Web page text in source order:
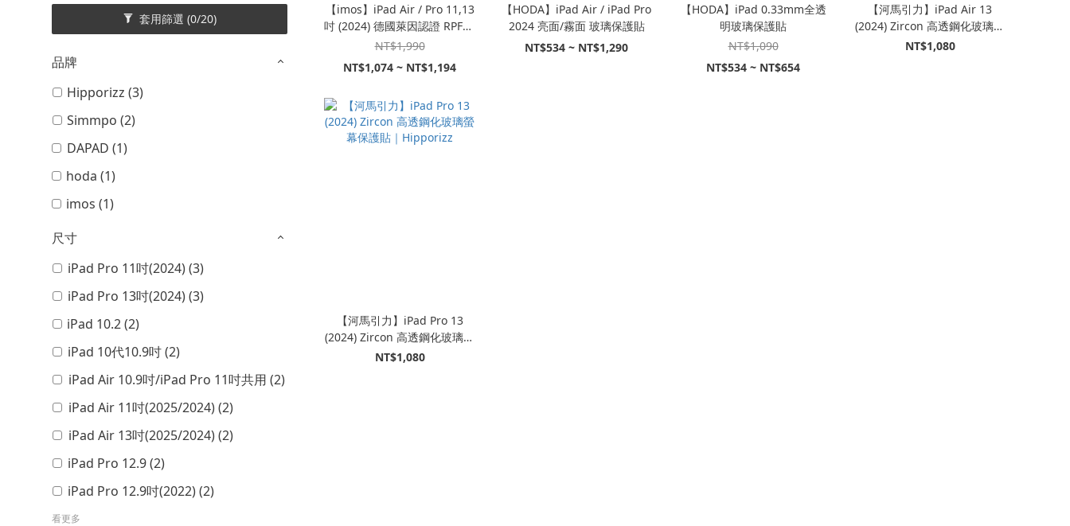
套用篩選 (0/20)
品牌
Hipporizz (3)
Simmpo (2)
DAPAD (1)
hoda (1)
imos (1)
尺寸
iPad Pro 11吋(2024) (3)
iPad Pro 13吋(2024) (3)
iPad 10.2 (2)
iPad 10代10.9吋 (2)
iPad Air 10.9吋/iPad Pro 11吋共用 (2)
iPad Air 11吋(2025/2024) (2)
iPad Air 13吋(2025/2024) (2)
iPad Pro 12.9 (2)
iPad Pro 12.9吋(2022) (2)
看更多
【imos】iPad Air / Pro 11,13
吋 (2024) 德國萊因認證 RPF60
低藍光螢幕保護貼
NT$1,990
NT$1,074 ~ NT$1,194
【HODA】iPad Air / iPad Pro
2024 亮面/霧面 玻璃保護貼
NT$534 ~ NT$1,290
【HODA】iPad 0.33mm全透
明玻璃保護貼
NT$1,090
NT$534 ~ NT$654
【河馬引力】iPad Air 13
(2024) Zircon 高透鋼化玻璃螢
幕保護貼｜Hipporizz
NT$1,080
【河馬引力】iPad Pro 13
(2024) Zircon 高透鋼化玻璃螢
幕保護貼｜Hipporizz
NT$1,080